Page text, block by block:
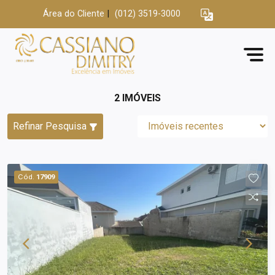
Área do Cliente (012) 3519-3000
2 IMÓVEIS
Refinar Pesquisa
Cód. 17909